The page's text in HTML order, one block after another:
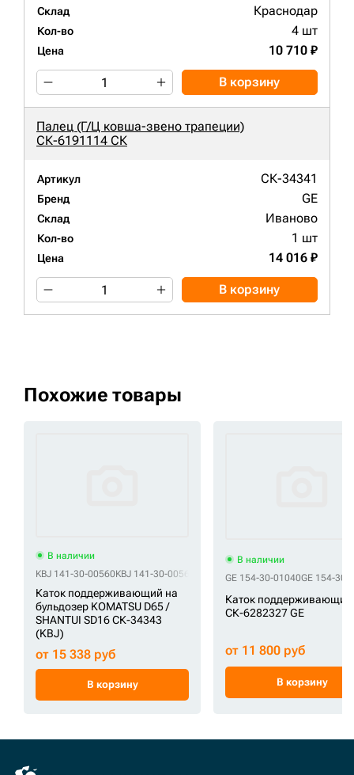
Склад Краснодар
Кол-во 4 шт
Цена 10 710 ₽
В корзину
Палец (Г/Ц ковша-звено трапеции)
СК-6191114 СК
Артикул СК-34341
Бренд GE
Склад Иваново
Кол-во 1 шт
Цена 14 016 ₽
В корзину
Похожие товары
В наличии
KBJ 141-30-00560KBJ 141-30-00561 KBJ 141-30-00562KBJ 141-30-00563
Каток поддерживающий на
бульдозер KOMATSU D65 /
SHANTUI SD16 СК-34343
(KBJ)
от 15 338 руб
В корзину
В наличии
GE 154-30-01040GE 154-30-
Каток поддерживающий
СК-6282327 GE
от 11 800 руб
В корзину